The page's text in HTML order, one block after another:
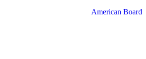
American Board